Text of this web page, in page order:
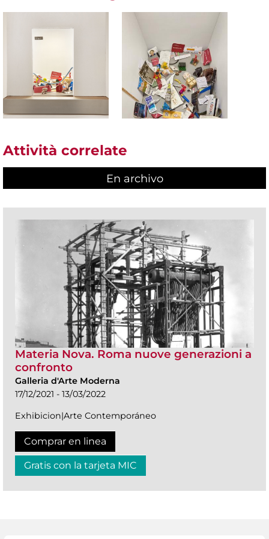
Attività correlate
En archivo
Materia Nova. Roma nuove generazioni a
confronto
Galleria d'Arte Moderna
17/12/2021 - 13/03/2022
Exhibicion|Arte Contemporáneo
Comprar en linea
Gratis con la tarjeta MIC